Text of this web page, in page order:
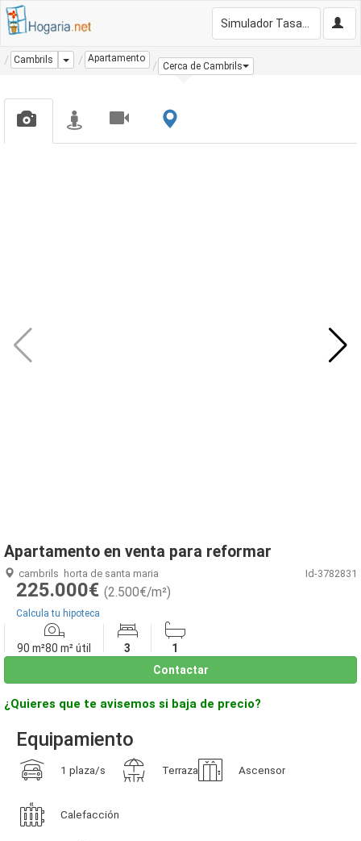
Cambrils Dropdown
Apartamento
Cerca de Cambrils
Apartamento en venta para reformar
cambrils horta de santa maria Id-3782831
225.000€ (2.500€/m²)
Calcula tu hipoteca
90 m²80 m² útil 3
1
Contactar
¿Quieres que te avisemos si baja de precio?
Equipamiento
1 plaza/s Terraza Ascensor
Calefacción